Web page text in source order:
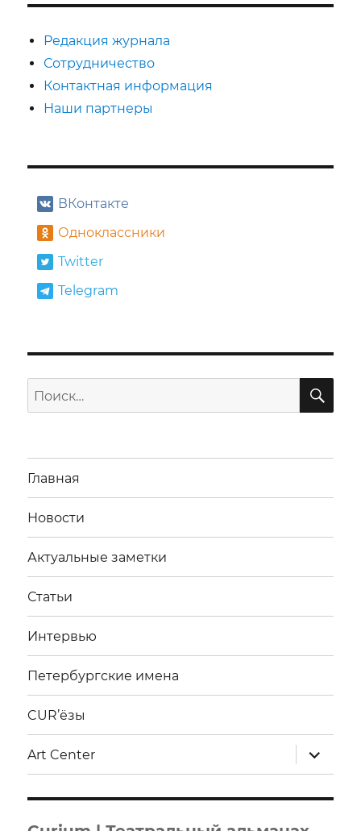
Ф.
Редакция журнала
Сотрудничество
Контактная информация
Наши партнеры
ВКонтакте
Одноклассники
Twitter
Telegram
Искать:
Главная
Новости
Актуальные заметки
Статьи
Интервью
Петербургские имена
CUR’ёзы
Art Center
меню